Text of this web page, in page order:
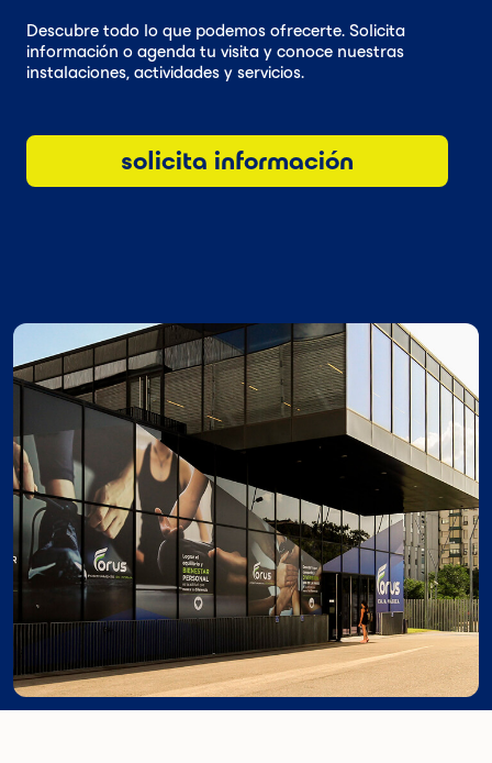
Descubre todo lo que podemos ofrecerte. Solicita
información o agenda tu visita y conoce nuestras
instalaciones, actividades y servicios.
solicita información